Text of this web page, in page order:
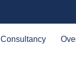
Consultancy